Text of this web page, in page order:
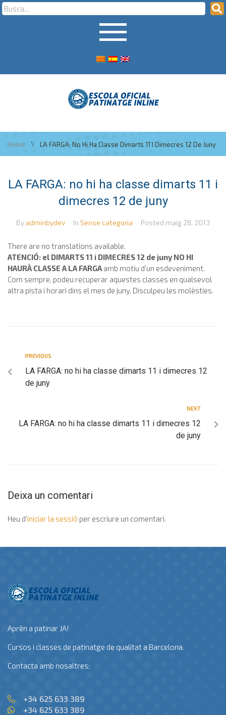
Home \ LA FARGA: No Hi Ha Classe Dimarts 11 I Dimecres 12 De Juny
LA FARGA: no hi ha classe dimarts 11 i
dimecres 12 de juny
By adminbydev In Sense categoria Posted maig 28, 2013
There are no translations available.
ATENCIÓ: el DIMARTS 11 i DIMECRES 12 de juny NO HI
HAURÀ CLASSE A LA FARGA amb motiu d’un esdeveniment.
Com sempre, podeu recuperar aquestes classes en qualsevol
altra pista i horari dins el mes de juny. Disculpeu les molèsties.
PREVIOUS
LA FARGA: no hi ha classe dimarts 11 i dimecres 12
de juny
NEXT
LA FARGA: no hi ha classe dimarts 11 i dimecres 12
de juny
Deixa un comentari
Heu d'iniciar la sessió per escriure un comentari.
Aprèn a patinar JA!
Cursos i classes de patinatge de qualitat a Barcelona.
Contacta amb nosaltres:
+34 625 633 389
+34 625 633 389